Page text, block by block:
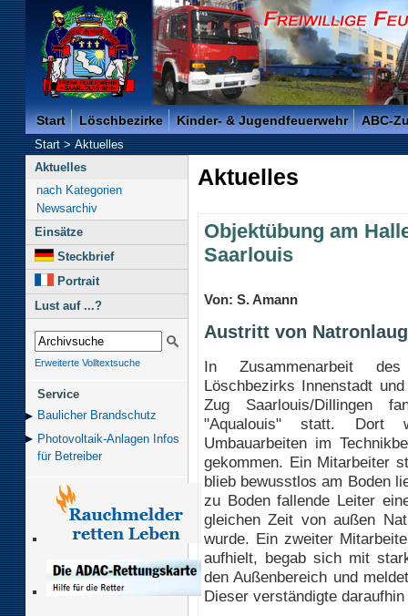
Freiwillige Feuerwehr der Kreisstadt Saarlouis -
Start Löschbezirke Kinder- & Jugendfeuerwehr ABC-
Start>Aktuelles
Aktuelles
nach Kategorien
Newsarchiv
Einsätze
Steckbrief
Portrait
Lust auf ...?
Erweiterte Volltextsuche
Service
Baulicher Brand­schutz
Photovoltaik-Anlagen Infos
für Betreiber
Aktuelles
Objektübung am
Saarlouis
Von: S. Amann
Austritt von
In Zusammenarbeit
Löschbezirks Innenstadt
Zug Saarlouis/Dillingen
"Aqualouis" statt. Dort
Umbauarbeiten im
gekommen. Ein Mitarbeiter
blieb bewusstlos am Boden
zu Boden fallende Leiter
gleichen Zeit von außen
wurde. Ein zweiter
aufhielt, begab sich mit
den Außenbereich und
Dieser verständigte